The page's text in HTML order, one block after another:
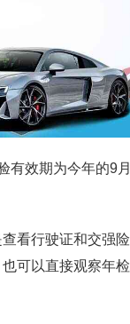
有效期为今年的9
看行驶证和交强
可以直接观察年